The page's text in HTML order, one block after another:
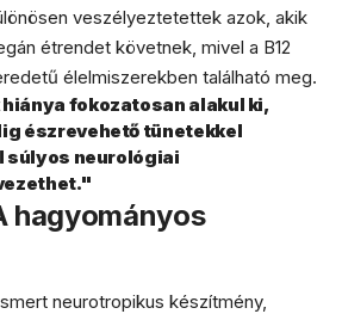
veszélyeztetettek azok, akik
étrendet követnek, mivel a B12
élelmiszerekben található meg.
fokozatosan alakul ki,
észrevehető tünetekkel
súlyos neurológiai
hagyományos
neurotropikus készítmény,